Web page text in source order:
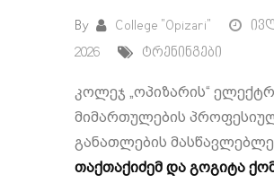
By College "Opizari"
2026
ტრენინგები
კოლეჯ „ოპიზარის“
მიმართულების
განათლების
თაქთაქიძემდა გოგიტა